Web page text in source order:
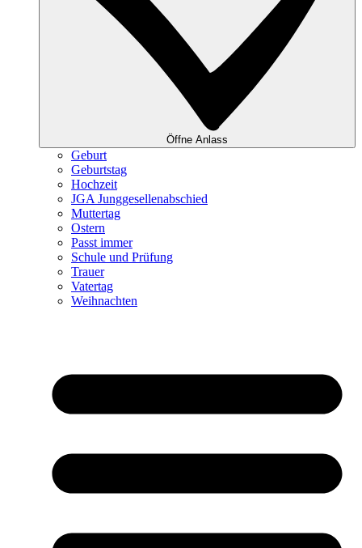
Öffne Anlass
Geburt
Geburtstag
Hochzeit
JGA Junggesellenabschied
Muttertag
Ostern
Passt immer
Schule und Prüfung
Trauer
Vatertag
Weihnachten